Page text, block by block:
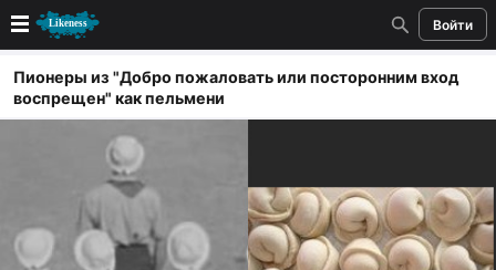
Войти
Новые
Голосование
Кандидаты
Пионеры из "Добро пожаловать или посторонним вход
воспрещен" как пельмени